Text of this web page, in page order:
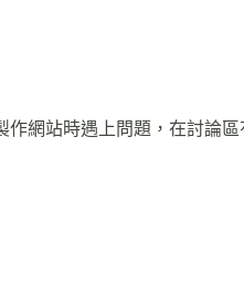
網站時遇上問題，在討論